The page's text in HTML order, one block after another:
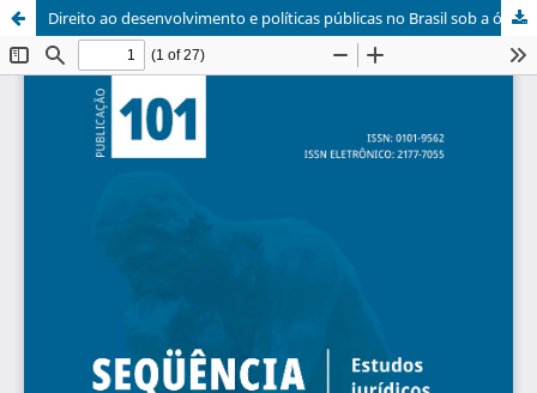
Direito ao desenvolvimento e políticas públicas no Brasil sob a ótica dos direitos humanos